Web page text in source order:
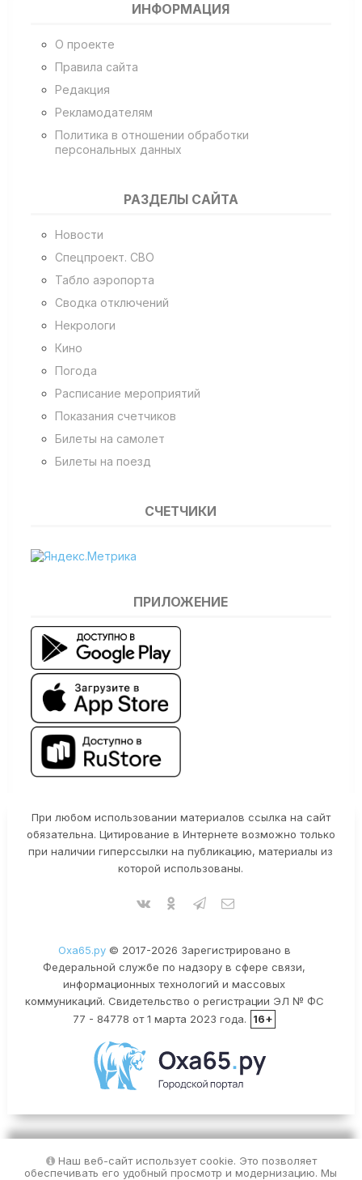
ИНФОРМАЦИЯ
О проекте
Правила сайта
Редакция
Рекламодателям
Политика в отношении обработки
персональных данных
РАЗДЕЛЫ САЙТА
Новости
Спецпроект. СВО
Табло аэропорта
Сводка отключений
Некрологи
Кино
Погода
Расписание мероприятий
Показания счетчиков
Билеты на самолет
Билеты на поезд
СЧЕТЧИКИ
ПРИЛОЖЕНИЕ
При любом использовании материалов ссылка на сайт
обязательна. Цитирование в Интернете возможно только
при наличии гиперссылки на публикацию, материалы из
которой использованы.
Оха65.ру© 2017-2026 Зарегистрировано в
Федеральной службе по надзору в сфере связи,
информационных технологий и массовых
коммуникаций. Свидетельство о регистрации ЭЛ № ФС
77 - 84778 от 1 марта 2023 года.
16+
Наш веб-сайт использует cookie. Это позволяет
обеспечивать его удобный просмотр и модернизацию. Мы